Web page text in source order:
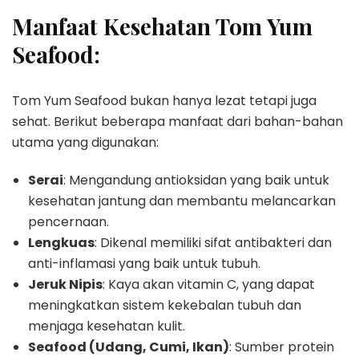
Manfaat Kesehatan Tom Yum
Seafood:
Tom Yum Seafood bukan hanya lezat tetapi juga
sehat. Berikut beberapa manfaat dari bahan-bahan
utama yang digunakan:
Serai: Mengandung antioksidan yang baik untuk
kesehatan jantung dan membantu melancarkan
pencernaan.
Lengkuas: Dikenal memiliki sifat antibakteri dan
anti-inflamasi yang baik untuk tubuh.
Jeruk Nipis: Kaya akan vitamin C, yang dapat
meningkatkan sistem kekebalan tubuh dan
menjaga kesehatan kulit.
Seafood (Udang, Cumi, Ikan): Sumber protein